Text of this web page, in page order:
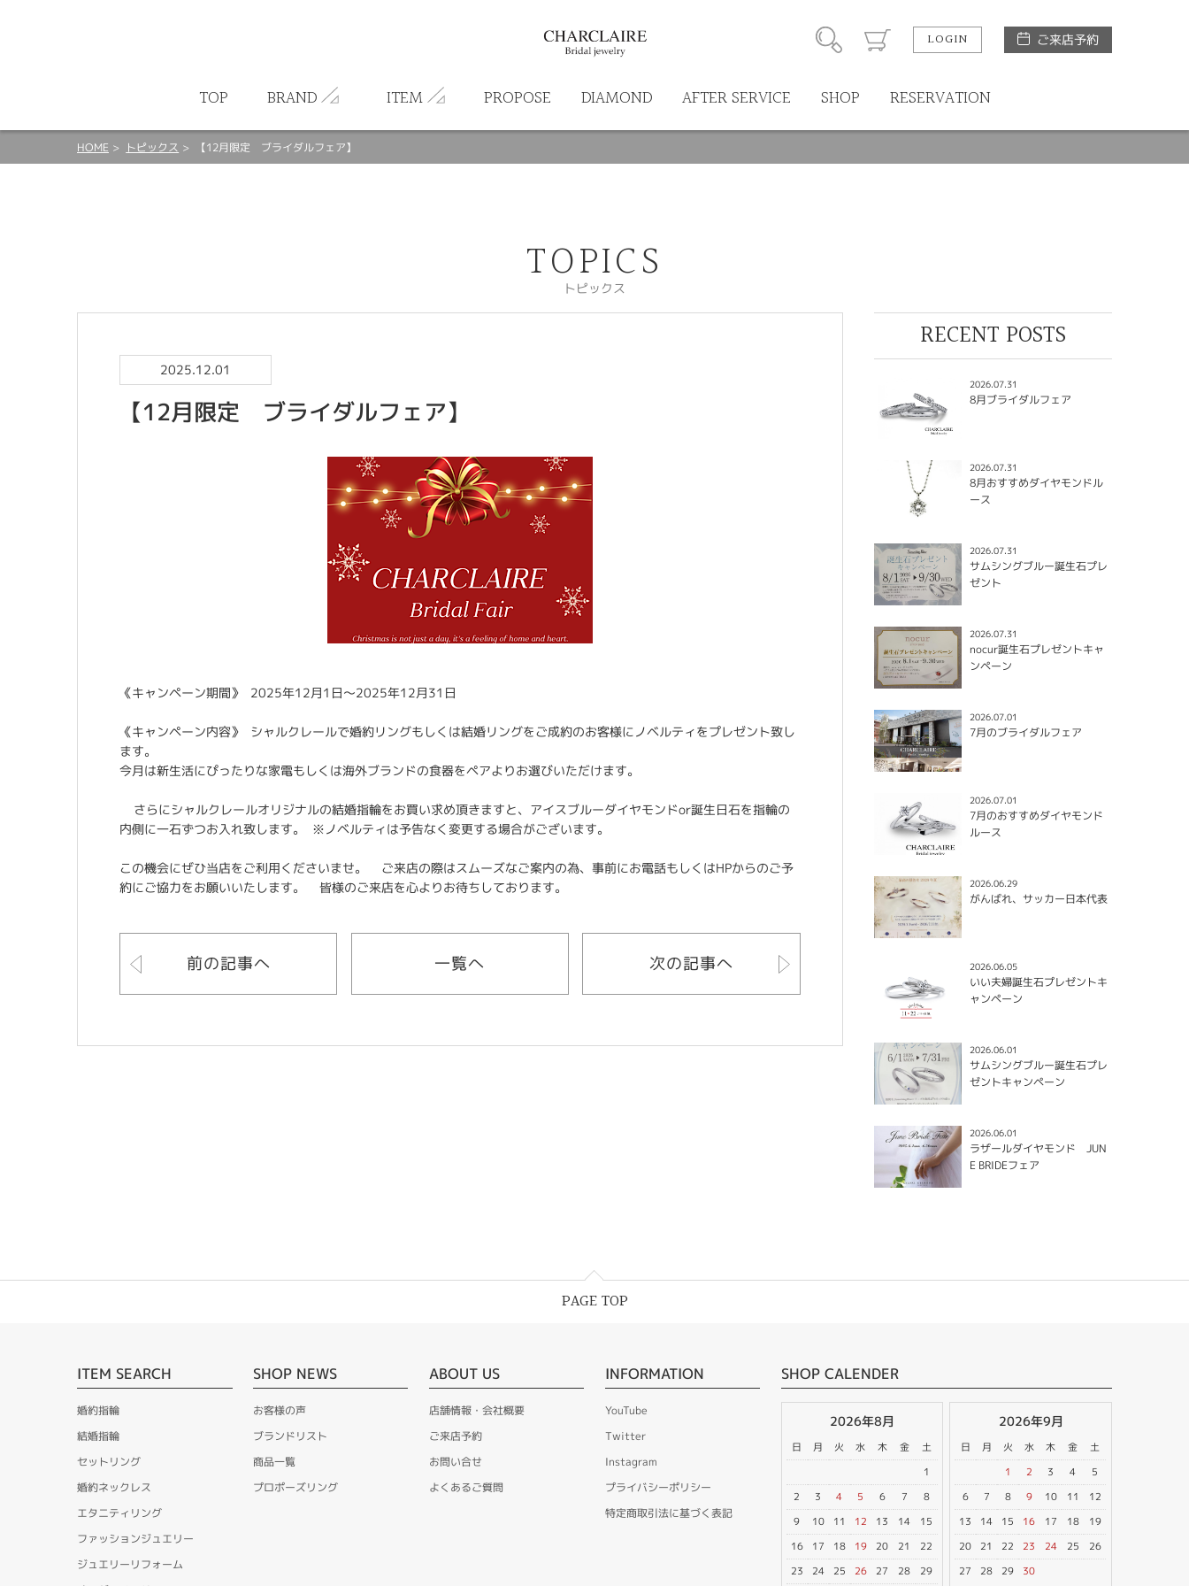
LOGIN ご来店予約
TOP BRAND ITEM PROPOSE DIAMOND AFTER SERVICE SHOP RESERVATION
HOME トピックス 【12月限定 ブライダルフェア】
TOPICS
トピックス
2025.12.01
【12月限定 ブライダルフェア】
《キャンペーン期間》 2025年12月1日～2025年12月31日
《キャンペーン内容》 シャルクレールで婚約リングもしくは結婚リングをご成約のお客様にノベルティをプレゼント致し
ます。
今月は新生活にぴったりな家電もしくは海外ブランドの食器をペアよりお選びいただけます。
さらにシャルクレールオリジナルの結婚指輪をお買い求め頂きますと、アイスブルーダイヤモンドor誕生日石を指輪の
内側に一石ずつお入れ致します。 ※ノベルティは予告なく変更する場合がございます。
この機会にぜひ当店をご利用くださいませ。 ご来店の際はスムーズなご案内の為、事前にお電話もしくはHPからのご予
約にご協力をお願いいたします。 皆様のご来店を心よりお待ちしております。
前の記事へ 一覧へ 次の記事へ
RECENT POSTS
2026.07.31
8月ブライダルフェア
2026.07.31
8月おすすめダイヤモンドル
ース
2026.07.31
サムシングブルー誕生石プレ
ゼント
2026.07.31
nocur誕生石プレゼントキャ
ンペーン
2026.07.01
7月のブライダルフェア
2026.07.01
7月のおすすめダイヤモンド
ルース
2026.06.29
がんばれ、サッカー日本代表
2026.06.05
いい夫婦誕生石プレゼントキ
ャンペーン
2026.06.01
サムシングブルー誕生石プレ
ゼントキャンペーン
2026.06.01
ラザールダイヤモンド JUN
E BRIDEフェア
PAGE TOP
ITEM SEARCH
婚約指輪
結婚指輪
セットリング
婚約ネックレス
エタニティリング
ファッションジュエリー
ジュエリーリフォーム
SHOP NEWS
お客様の声
ブランドリスト
商品一覧
プロポーズリング
ABOUT US
店舗情報・会社概要
ご来店予約
お問い合せ
よくあるご質問
INFORMATION
YouTube
Twitter
Instagram
プライバシーポリシー
特定商取引法に基づく表記
SHOP CALENDER
2026年8月
日 月 火 水 木 金
土
1
2
3 4 5 6 7
8
9
10 11 12 13 14
15
16
17 18 19 20 21
22
23
24 25 26 27 28 29
2026年9月
日 月 火 水 木 金
土
1
2 3 4
5
6
7 8 9 10 11
12
13
14 15 16 17 18
19
20
21 22 23 24 25
26
27
28 29 30